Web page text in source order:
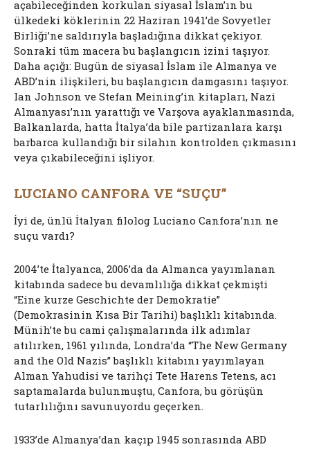
açabileceğinden korkulan siyasal İslam’ın bu
ülkedeki köklerinin 22 Haziran 1941’de Sovyetler
Birliği’ne saldırıyla başladığına dikkat çekiyor.
Sonraki tüm macera bu başlangıcın izini taşıyor.
Daha açığı: Bugün de siyasal İslam ile Almanya ve
ABD’nin ilişkileri, bu başlangıcın damgasını taşıyor.
Ian Johnson ve Stefan Meining’in kitapları, Nazi
Almanyası’nın yarattığı ve Varşova ayaklanmasında,
Balkanlarda, hatta İtalya’da bile partizanlara karşı
barbarca kullandığı bir silahın kontrolden çıkmasını
veya çıkabileceğini işliyor.
LUCIANO CANFORA VE “SUÇU”
İyi de, ünlü İtalyan filolog Luciano Canfora’nın ne
suçu vardı?
2004’te İtalyanca, 2006’da da Almanca yayımlanan
kitabında sadece bu devamlılığa dikkat çekmişti
“Eine kurze Geschichte der Demokratie”
(Demokrasinin Kısa Bir Tarihi) başlıklı kitabında.
Münih’te bu cami çalışmalarında ilk adımlar
atılırken, 1961 yılında, Londra’da “The New Germany
and the Old Nazis” başlıklı kitabını yayımlayan
Alman Yahudisi ve tarihçi Tete Harens Tetens, acı
saptamalarda bulunmuştu, Canfora, bu görüşün
tutarlılığını savunuyordu geçerken.
1933’de Almanya’dan kaçıp 1945 sonrasında ABD